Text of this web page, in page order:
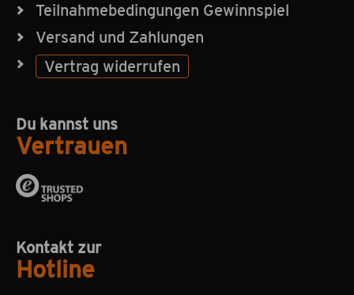
Teilnahmebedingungen Gewinnspiel
Versand und Zahlungen
Vertrag widerrufen
Du kannst uns
Vertrauen
Kontakt zur
Hotline